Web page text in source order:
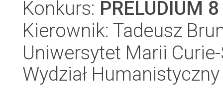
Konkurs: PRELUDIUM 8
Kierownik: Tadeusz
Uniwersytet Marii
Wydział Humanistyczny